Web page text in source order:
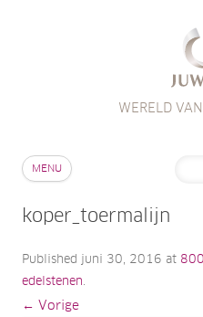
WERELD
MENU
koper_toermalijn
Published juni 30, 2016 at
edelstenen.
← Vorige